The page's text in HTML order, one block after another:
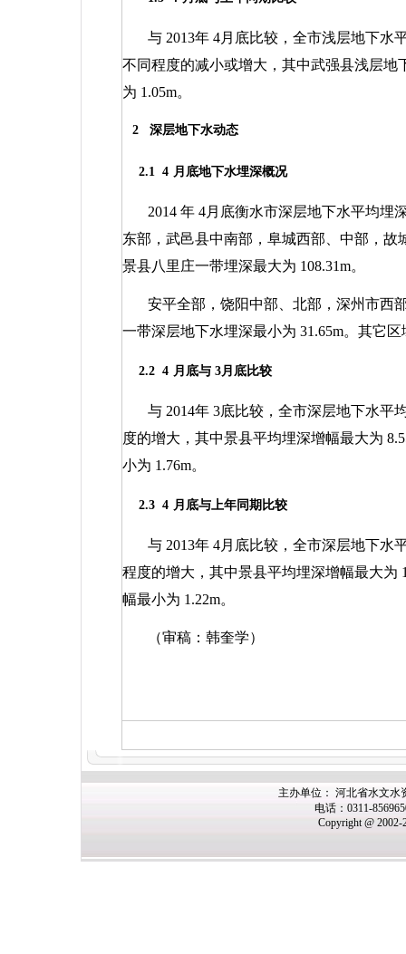
与 2013年 4月底比较，全市浅层地下水
不同程度的减小或增大，其中武强县浅层
为 1.05m。
2 深层地下水动态
2.1 4 月底地下水埋深概况
2014 年 4月底衡水市深层地下水平均埋
东部，武邑县中南部，阜城西部、中部，
景县八里庄一带埋深最大为 108.31m。
安平全部，饶阳中部、北部，深州市西
一带深层地下水埋深最小为 31.65m。其它
2.2 4 月底与 3月底比较
与 2014年 3底比较，全市深层地下水平
度的增大，其中景县平均埋深增幅最大为
小为 1.76m。
2.3 4 月底与上年同期比较
与 2013年 4月底比较，全市深层地下水
程度的增大，其中景县平均埋深增幅最大为
幅最小为 1.22m。
（审稿：韩奎学）
主办单位： 河北省水文水
电话：0311-
Copyright @ 2002-